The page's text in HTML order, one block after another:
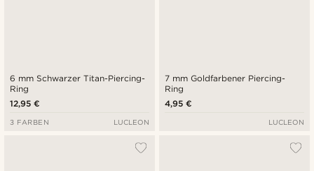
6 mm Schwarzer Titan-Piercing-
Ring
12,95 €
3 FARBEN LUCLEON
7 mm Goldfarbener Piercing-
Ring
4,95 €
LUCLEON